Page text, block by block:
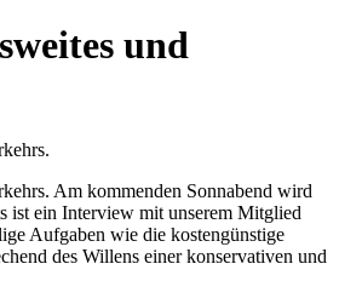
und
Am kommenden Sonnabend wird
ist ein Interview mit unserem Mitglied
Aufgaben wie die kostengünstige
des Willens einer konservativen und